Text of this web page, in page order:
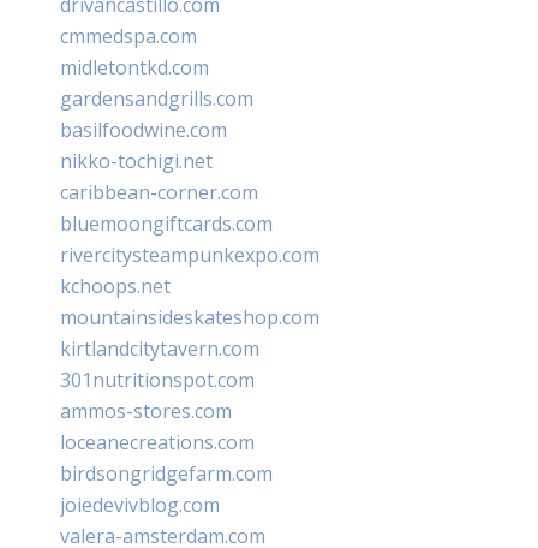
cmmedspa.com
midletontkd.com
gardensandgrills.com
basilfoodwine.com
nikko-tochigi.net
caribbean-corner.com
bluemoongiftcards.com
rivercitysteampunkexpo.com
kchoops.net
mountainsideskateshop.com
kirtlandcitytavern.com
301nutritionspot.com
ammos-stores.com
loceanecreations.com
birdsongridgefarm.com
joiedevivblog.com
valera-amsterdam.com